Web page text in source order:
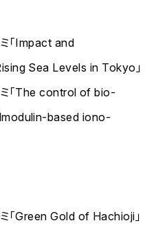
「Impact and
Sea Levels in Tokyo」
「The control of bio-
based iono-
「Green Gold of Hachioji」